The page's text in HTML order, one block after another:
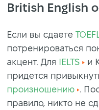
British English
Если вы сдаете
потренироваться
акцент. Для IELTS
и
придется
произношению .
правило, никто не